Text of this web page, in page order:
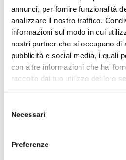
annunci, per fornire funzionalità
analizzare il nostro traffico.
informazioni sul modo in cui
nostri partner che si occupano di
pubblicità e social media, i quali
con altre informazioni che hai
raccolto dal tuo utilizzo dei loro
delNecessari
Preferenze
Flex5/S